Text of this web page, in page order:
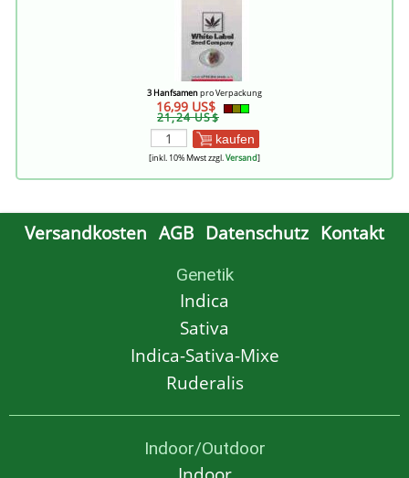
3 Hanfsamenpro Verpackung
16,99 US$
21,24 US$
kaufen
[inkl. 10% Mwst zzgl.Versand]
Versandkosten AGB Datenschutz Kontakt
Genetik
Indica
Sativa
Indica-Sativa-Mixe
Ruderalis
Indoor/Outdoor